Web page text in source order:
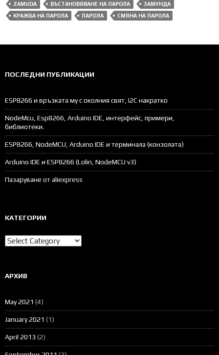
ZAMUDA ВЪСТАНОВЯВАНЕ НА ПАРОЛА
ЗАМУНДА
КРАЖБА НА ПАРОЛА
ПАРОЛА СМЯНА НА ПАРОЛА
ПОСЛЕДНИ ПУБЛИКАЦИИ
ESP8266 и връзката му с околния свят, I2C накратко
NodeMcu, Esp8266, Arduino IDE, интерфейс, примери,
библиотеки.
ESP8266, NodeMCU, Arduino IDE и терминала (конзолата)
Arduino IDE и ESP8266 (Lolin, NodeMCU v3)
Пазаруване от aliexpress
КАТЕГОРИИ
Категории
АРХИВ
May 2021 (4)
January 2021 (1)
April 2013 (2)